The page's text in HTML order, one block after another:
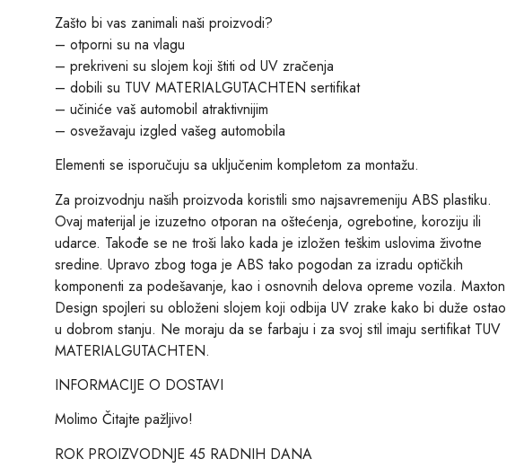
Zašto bi vas zanimali naši proizvodi?
– otporni su na vlagu
– prekriveni su slojem koji štiti od UV zračenja
– dobili su TUV MATERIALGUTACHTEN sertifikat
– učiniće vaš automobil atraktivnijim
– osvežavaju izgled vašeg automobila
Elementi se isporučuju sa uključenim kompletom za montažu.
Za proizvodnju naših proizvoda koristili smo najsavremeniju ABS plastiku.
Ovaj materijal je izuzetno otporan na oštećenja, ogrebotine, koroziju ili
udarce. Takođe se ne troši lako kada je izložen teškim uslovima životne
sredine. Upravo zbog toga je ABS tako pogodan za izradu optičkih
komponenti za podešavanje, kao i osnovnih delova opreme vozila. Maxton
Design spojleri su obloženi slojem koji odbija UV zrake kako bi duže ostao
u dobrom stanju. Ne moraju da se farbaju i za svoj stil imaju sertifikat TUV
MATERIALGUTACHTEN.
INFORMACIJE O DOSTAVI
Molimo Čitajte pažljivo!
ROK PROIZVODNJE 45 RADNIH DANA